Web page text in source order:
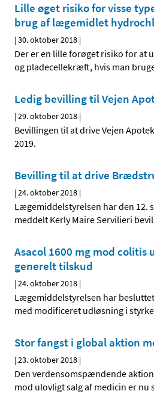
Lille øget risiko for visse
brug af lægemidlet
|30. oktober 2018 |
Der er en lille forøget risiko for at
og pladecellekræft, hvis man
Ledig bevilling til Vejen
|29. oktober 2018 |
Bevillingen til at drive Vejen
2019.
Bevilling til at drive
|24. oktober 2018 |
Lægemiddelstyrelsen har den 12.
meddelt Kerly Maire Servilieri
Asacol 1600 mg mod colitis
generelt tilskud
|24. oktober 2018 |
Lægemiddelstyrelsen har
med modificeret udløsning i
Stor fangst i global aktion
|23. oktober 2018 |
Den verdensomspændende
mod ulovligt salg af medicin er nu